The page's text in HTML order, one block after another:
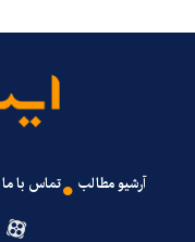
آرشیو مطالب تماس با ما